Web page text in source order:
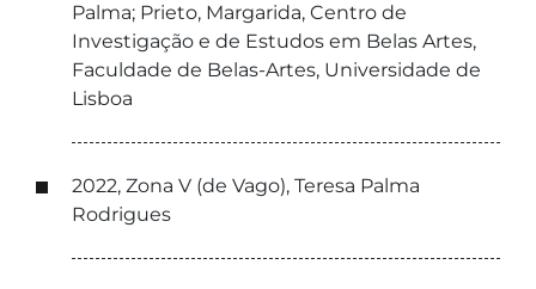
Palma; Prieto, Margarida, Centro de
Investigação e de Estudos em Belas Artes,
Faculdade de Belas-Artes, Universidade de
Lisboa
2022, Zona V (de Vago), Teresa Palma
Rodrigues